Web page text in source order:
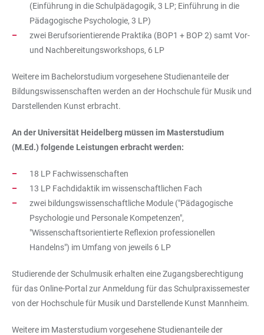
(Einführung in die Schulpädagogik, 3 LP; Einführung in die
Pädagogische Psychologie, 3 LP)
zwei Berufsorientierende Praktika (BOP1 + BOP 2) samt Vor-
und Nachbereitungsworkshops, 6 LP
Weitere im Bachelorstudium vorgesehene Studienanteile der
Bildungswissenschaften werden an der Hochschule für Musik und
Darstellenden Kunst erbracht.
An der Universität Heidelberg müssen im Masterstudium
(M.Ed.) folgende Leistungen erbracht werden:
18 LP Fachwissenschaften
13 LP Fachdidaktik im wissenschaftlichen Fach
zwei bildungswissenschaftliche Module ("Pädagogische
Psychologie und Personale Kompetenzen",
"Wissenschaftsorientierte Reflexion professionellen
Handelns") im Umfang von jeweils 6 LP
Studierende der Schulmusik erhalten eine Zugangsberechtigung
für das Online-Portal zur Anmeldung für das Schulpraxissemester
von der Hochschule für Musik und Darstellende Kunst Mannheim.
Weitere im Masterstudium vorgesehene Studienanteile der